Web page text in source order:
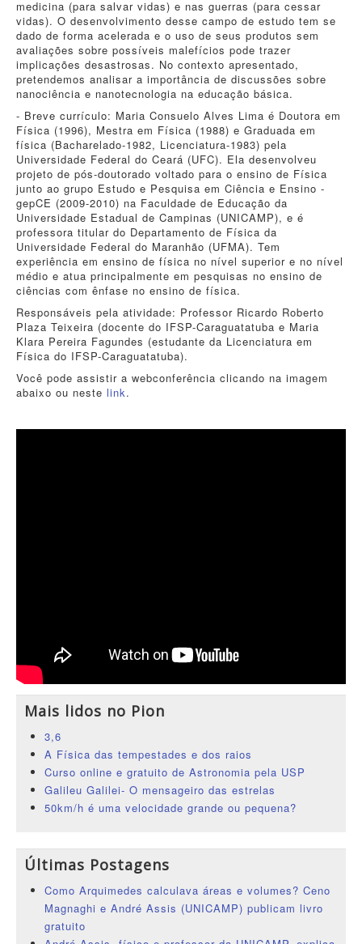
medicina (para salvar vidas) e nas guerras (para cessar
vidas). O desenvolvimento desse campo de estudo tem se
dado de forma acelerada e o uso de seus produtos sem
avaliações sobre possíveis malefícios pode trazer
implicações desastrosas. No contexto apresentado,
pretendemos analisar a importância de discussões sobre
nanociência e nanotecnologia na educação básica.
- Breve currículo: Maria Consuelo Alves Lima é Doutora em
Física (1996), Mestra em Física (1988) e Graduada em
física (Bacharelado-1982, Licenciatura-1983) pela
Universidade Federal do Ceará (UFC). Ela desenvolveu
projeto de pós-doutorado voltado para o ensino de Física
junto ao grupo Estudo e Pesquisa em Ciência e Ensino -
gepCE (2009-2010) na Faculdade de Educação da
Universidade Estadual de Campinas (UNICAMP), e é
professora titular do Departamento de Física da
Universidade Federal do Maranhão (UFMA). Tem
experiência em ensino de física no nível superior e no nível
médio e atua principalmente em pesquisas no ensino de
ciências com ênfase no ensino de física.
Responsáveis pela atividade: Professor Ricardo Roberto
Plaza Teixeira (docente do IFSP-Caraguatatuba e Maria
Klara Pereira Fagundes (estudante da Licenciatura em
Física do IFSP-Caraguatatuba).
Você pode assistir a webconferência clicando na imagem
abaixo ou neste link.
Mais lidos no Pion
3,6
A Física das tempestades e dos raios
Curso online e gratuito de Astronomia pela USP
Galileu Galilei- O mensageiro das estrelas
50km/h é uma velocidade grande ou pequena?
Últimas Postagens
Como Arquimedes calculava áreas e volumes? Ceno
Magnaghi e André Assis (UNICAMP) publicam livro
gratuito